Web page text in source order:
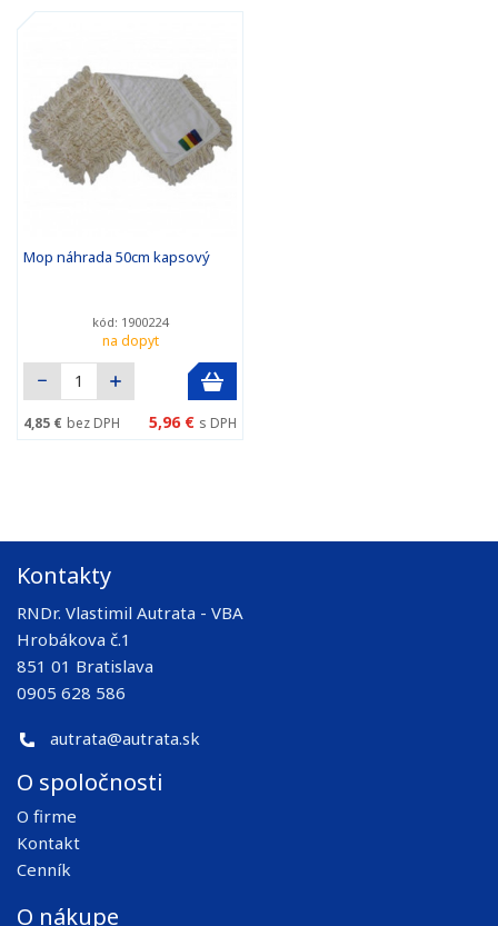
Mop náhrada 50cm kapsový
kód: 1900224
na dopyt
4,85 € bez DPH 5,96 € s DPH
Kontakty
RNDr. Vlastimil Autrata - VBA
Hrobákova č.1
851 01 Bratislava
0905 628 586
autrata@autrata.sk
O spoločnosti
O firme
Kontakt
Cenník
O nákupe